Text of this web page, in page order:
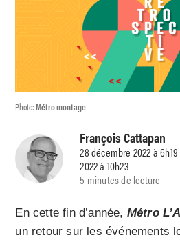
Photo:Métro montage
François Cattapan
28 décembre 2022 à
2022 à 10h23
5 minutes de lecture
En cette fin d’année, Métro
un retour sur les événements